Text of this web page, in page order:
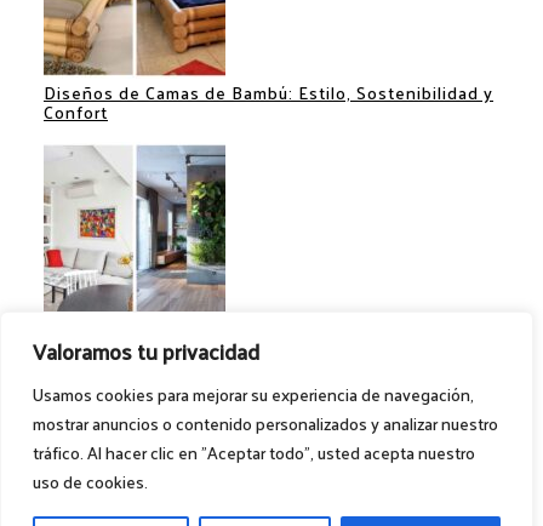
Valoramos tu privacidad
Usamos cookies para mejorar su experiencia de navegación,
mostrar anuncios o contenido personalizados y analizar nuestro
tráfico. Al hacer clic en "Aceptar todo", usted acepta nuestro
uso de cookies.
Diseños de Camas de Bambú: Estilo, Sostenibilidad y
Confort
Separadores de Espacios: Ideas Creativas para
Optimizar tu Hogar
Ideas para el hogar. @2024 – Todos los
derechos reservados. 1MILLONIDEAS.COM